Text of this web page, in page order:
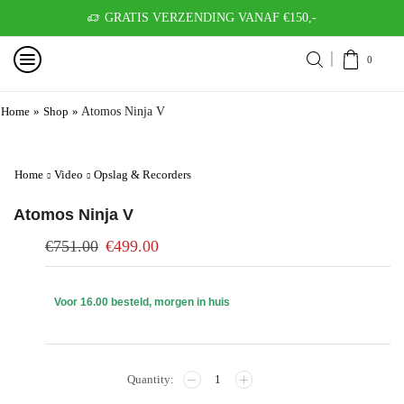
GRATIS VERZENDING VANAF €150,-
0
Home » Shop » Atomos Ninja V
Home Video Opslag & Recorders
Atomos Ninja V
€751.00 €499.00
Voor 16.00 besteld, morgen in huis